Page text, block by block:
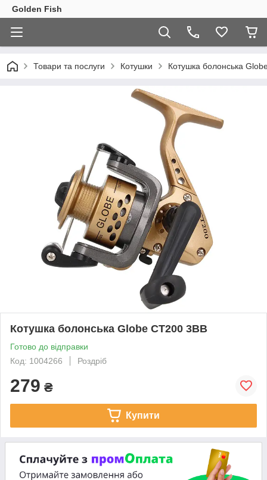
Golden Fish
Товари та послуги Котушки Котушка болонська
Котушка болонська Globe CT200 3BB
Готово до відправки
Код: 1004266
Роздріб
279 ₴
Купити